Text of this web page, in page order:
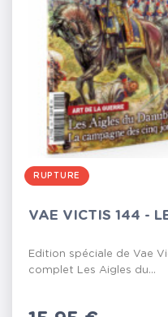
RUPTURE
VAE VICTIS 144 -
Edition spéciale de Vae
complet Les Aigles du...